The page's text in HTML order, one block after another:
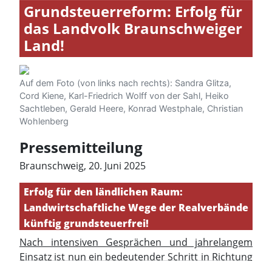
Grundsteuerreform: Erfolg für
das Landvolk Braunschweiger
Land!
Auf dem Foto (von links nach rechts): Sandra Glitza,
Cord Kiene, Karl-Friedrich Wolff von der Sahl, Heiko
Sachtleben, Gerald Heere, Konrad Westphale, Christian
Wohlenberg
Pressemitteilung
Braunschweig, 20. Juni 2025
Erfolg für den ländlichen Raum:
Landwirtschaftliche Wege der Realverbände
künftig grundsteuerfrei!
Nach intensiven Gesprächen und jahrelangem
Einsatz ist nun ein bedeutender Schritt in Richtung